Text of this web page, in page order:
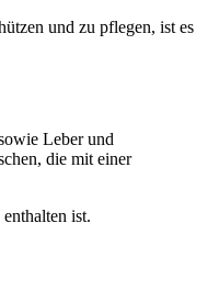
und zu pflegen, ist es
Leber und
die mit einer
ist.